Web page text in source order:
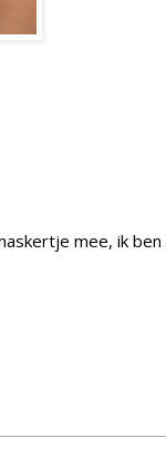
mee, ik